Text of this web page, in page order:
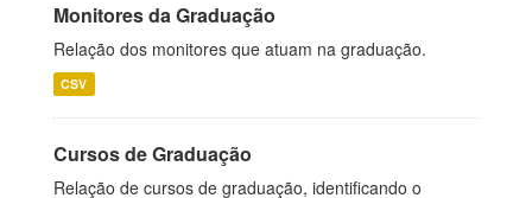
Monitores da Graduação
Relação dos monitores que atuam na graduação.
CSV
Cursos de Graduação
Relação de cursos de graduação, identificando o